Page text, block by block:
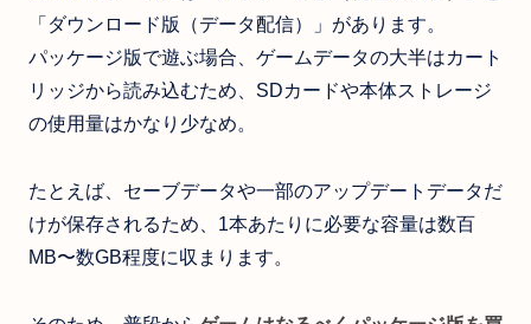
「ダウンロード版（データ配信）」があります。
パッケージ版で遊ぶ場合、ゲームデータの大半はカート
リッジから読み込むため、SDカードや本体ストレージ
の使用量はかなり少なめ。
たとえば、セーブデータや一部のアップデートデータだ
けが保存されるため、1本あたりに必要な容量は数百
MB〜数GB程度に収まります。